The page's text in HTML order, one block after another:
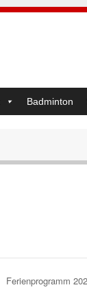
Badminton
Ferienprogramm